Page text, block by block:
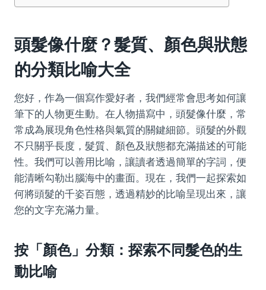
頭髮像什麼？髮質、顏色與狀態
的分類比喻大全
您好，作為一個寫作愛好者，我們經常會思考如何讓
筆下的人物更生動。在人物描寫中，頭髮像什麼，常
常成為展現角色性格與氣質的關鍵細節。頭髮的外觀
不只關乎長度，髮質、顏色及狀態都充滿描述的可能
性。我們可以善用比喻，讓讀者透過簡單的字詞，便
能清晰勾勒出腦海中的畫面。現在，我們一起探索如
何將頭髮的千姿百態，透過精妙的比喻呈現出來，讓
您的文字充滿力量。
按「顏色」分類：探索不同髮色的生
動比喻